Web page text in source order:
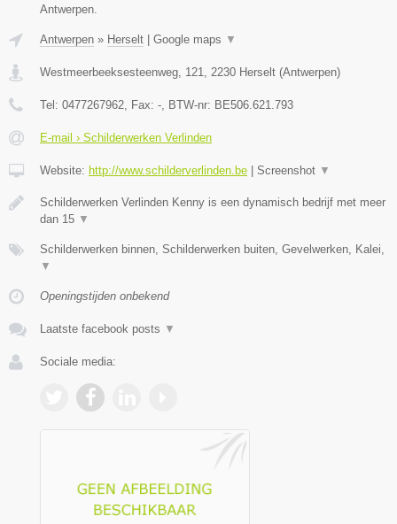
Antwerpen.
Antwerpen » Herselt | Google maps ▼
Westmeerbeeksesteenweg, 121 2230 Herselt (Antwerpen)
Tel: 0477267962 , Fax: - , BTW-nr: BE506.621.793
E-mail › Schilderwerken Verlinden
Website: http://www.schilderverlinden.be | Screenshot ▼
Schilderwerken Verlinden Kenny is een dynamisch bedrijf met meer
dan 15 ▼
Schilderwerken binnen, Schilderwerken buiten, Gevelwerken, Kalei,
▼
Openingstijden onbekend
Laatste facebook posts ▼
Sociale media: